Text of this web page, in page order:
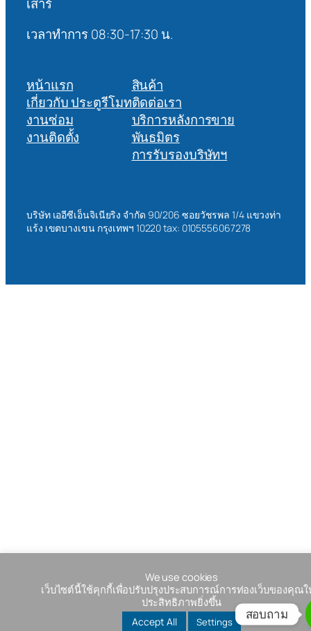
เวลาทำการ 08:30-17:30 น.
หน้าแรก
เกี่ยวกับ ประตูรีโมท
งานซ่อม
งานติดตั้ง
สินค้า
ติดต่อเรา
บริการหลังการขาย
พันธมิตร
การรับรองบริษัทฯ
บริษัท เออีซีเอ็นจิเนียริง จำกัด 90/206 ซอยวัชรพล 1/4 แขวงท่า
แร้ง เขตบางเขน กรุงเทพฯ 10220 tax: 0105556067278
We use cookies
เว็บไซต์นี้ใช้คุกกี้เพื่อปรับปรุงประสบการณ์การท่องเว็บของคุณ
ประสิทธิภาพยิ่งขึ้น
Accept All Settings
สอบถาม